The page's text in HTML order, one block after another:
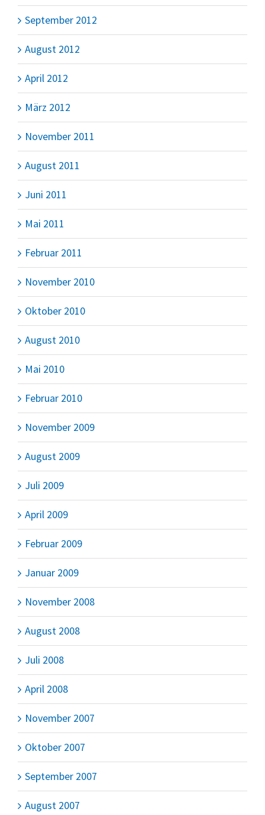
September 2012
August 2012
April 2012
März 2012
November 2011
August 2011
Juni 2011
Mai 2011
Februar 2011
November 2010
Oktober 2010
August 2010
Mai 2010
Februar 2010
November 2009
August 2009
Juli 2009
April 2009
Februar 2009
Januar 2009
November 2008
August 2008
Juli 2008
April 2008
November 2007
Oktober 2007
September 2007
August 2007